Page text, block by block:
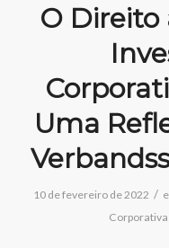
O Direito
Uma
10 de fevereiro de 2022 /